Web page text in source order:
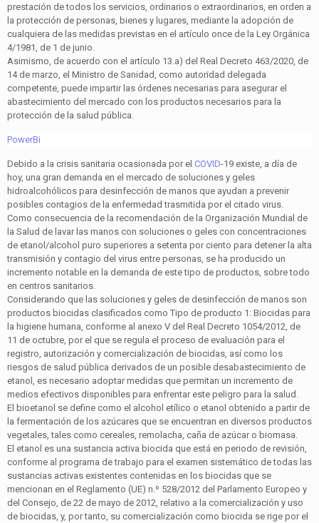
prestación de todos los servicios, ordinarios o extraordinarios, en orden a
la protección de personas, bienes y lugares, mediante la adopción de
cualquiera de las medidas previstas en el artículo once de la Ley Orgánica
4/1981, de 1 de junio.
Asimismo, de acuerdo con el artículo 13.a) del Real Decreto 463/2020, de
14 de marzo, el Ministro de Sanidad, como autoridad delegada
competente, puede impartir las órdenes necesarias para asegurar el
abastecimiento del mercado con los productos necesarios para la
protección de la salud pública.
PowerBi
Debido a la crisis sanitaria ocasionada por el COVID-19 existe, a día de
hoy, una gran demanda en el mercado de soluciones y geles
hidroalcohólicos para desinfección de manos que ayudan a prevenir
posibles contagios de la enfermedad trasmitida por el citado virus.
Como consecuencia de la recomendación de la Organización Mundial de
la Salud de lavar las manos con soluciones o geles con concentraciones
de etanol/alcohol puro superiores a setenta por ciento para detener la alta
transmisión y contagio del virus entre personas, se ha producido un
incremento notable en la demanda de este tipo de productos, sobre todo
en centros sanitarios.
Considerando que las soluciones y geles de desinfección de manos son
productos biocidas clasificados como Tipo de producto 1: Biocidas para
la higiene humana, conforme al anexo V del Real Decreto 1054/2012, de
11 de octubre, por el que se regula el proceso de evaluación para el
registro, autorización y comercialización de biocidas, así como los
riesgos de salud pública derivados de un posible desabastecimiento de
etanol, es necesario adoptar medidas que permitan un incremento de
medios efectivos disponibles para enfrentar este peligro para la salud.
El bioetanol se define como el alcohol etílico o etanol obtenido a partir de
la fermentación de los azúcares que se encuentran en diversos productos
vegetales, tales como cereales, remolacha, caña de azúcar o biomasa.
El etanol es una sustancia activa biocida que está en periodo de revisión,
conforme al programa de trabajo para el examen sistemático de todas las
sustancias activas existentes contenidas en los biocidas que se
mencionan en el Reglamento (UE) n.º 528/2012 del Parlamento Europeo y
del Consejo, de 22 de mayo de 2012, relativo a la comercialización y uso
de biocidas, y, por tanto, su comercialización como biocida se rige por el